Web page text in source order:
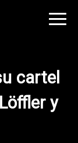
cartel
y